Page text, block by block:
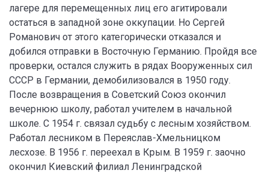
лагере для перемещенных лиц его агитировали
остаться в западной зоне оккупации. Но Сергей
Романович от этого категорически отказался и
добился отправки в Восточную Германию. Пройдя все
проверки, остался служить в рядах Вооруженных сил
СССР в Германии, демобилизовался в 1950 году.
После возвращения в Советский Союз окончил
вечернюю школу, работал учителем в начальной
школе. С 1954 г. связал судьбу с лесным хозяйством.
Работал лесником в Переяслав-Хмельницком
лесхозе. В 1956 г. переехал в Крым. В 1959 г. заочно
окончил Киевский филиал Ленинградской